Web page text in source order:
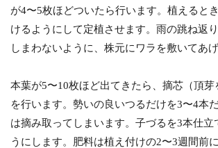
が4〜5枚ほどついたら行います。植えると
けるようにして定植させます。雨の跳ね返
しまわないように、株元にワラを敷いてあ
本葉が5〜10枚ほど出てきたら、摘芯（頂芽
を行います。勢いの良いつるだけを3〜4本
は摘み取ってしまいます。子づるを3本仕立
うにします。肥料は植え付けの2〜3週間前